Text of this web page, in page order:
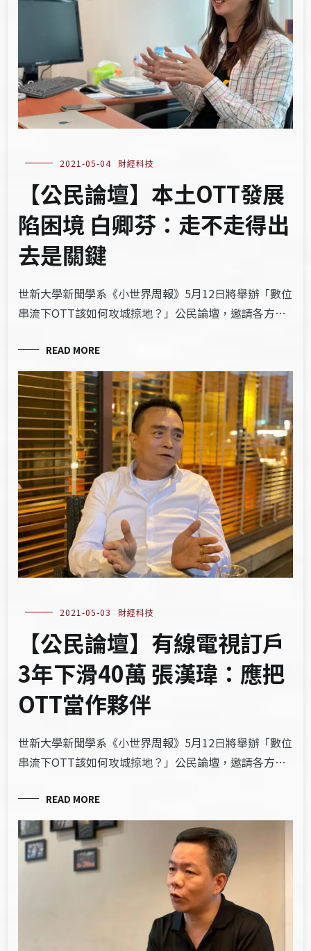
2021-05-04 財經科技
【公民論壇】本土OTT發展
陷困境 白卿芬：走不走得出
去是關鍵
世新大學新聞學系《小世界周報》5月12日將舉辦「數位
串流下OTT該如何攻城掠地？」公民論壇，邀請各方…
READ MORE
2021-05-03 財經科技
【公民論壇】有線電視訂戶
3年下滑40萬 張漢瑋：應把
OTT當作夥伴
世新大學新聞學系《小世界周報》5月12日將舉辦「數位
串流下OTT該如何攻城掠地？」公民論壇，邀請各方…
READ MORE